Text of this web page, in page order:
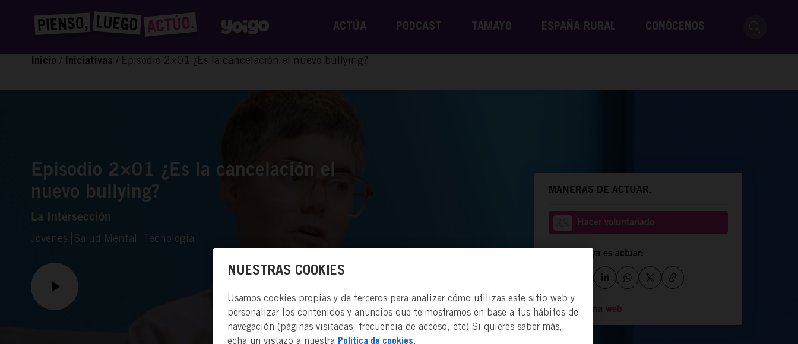
ACTÚA PODCAST TAMAYO ESPAÑA RURAL CONÓCENOS
Inicio / Iniciativas / Episodio 2×01 ¿Es la cancelación el nuevo bullying?
Episodio 2×01 ¿Es la cancelación el
nuevo bullying?
La Intersección
Jóvenes Salud Mental Tecnología
MANERAS DE ACTUAR.
Hacer voluntariado
Compartir ya es actuar:
Ir a la página web
NUESTRAS COOKIES
Usamos cookies propias y de terceros para analizar cómo utilizas este sitio web y
personalizar los contenidos y anuncios que te mostramos en base a tus hábitos de
navegación (páginas visitadas, frecuencia de acceso, etc) Si quieres saber más,
echa un vistazo a nuestra Política de cookies.